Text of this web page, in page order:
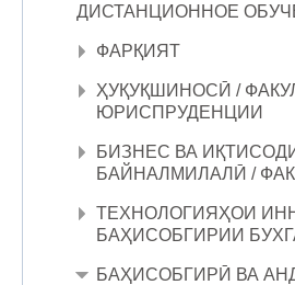
ДИСТАНЦИОННОЕ
ФАРҚИЯТ
ҲУҚУҚШИНОСӢ /
ЮРИСПРУДЕНЦИИ
БИЗНЕС ВА
БАЙНАЛМИЛАЛӢ /
ТЕХНОЛОГИЯҲОИ
БАҲИСОБГИРИИ
БАҲИСОБГИРӢ ВА